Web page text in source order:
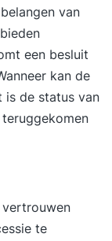
van
een besluit
kan de
is de status van
te